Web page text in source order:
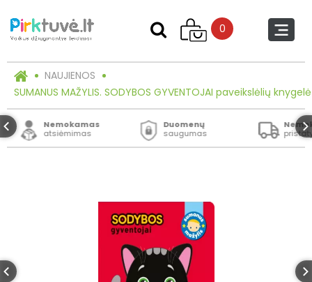
0
NAUJIENOS
SUMANUS MAŽYLIS. SODYBOS GYVENTOJAI paveikslėlių knygelė
Nemokamas
atsiėmimas
Duomenų
saugumas